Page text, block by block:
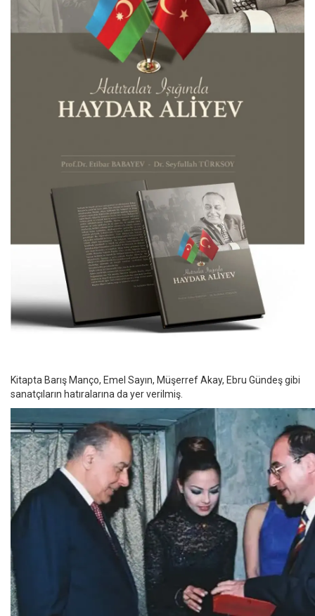
Kitapta Barış Manço, Emel Sayın, Müşerref Akay, Ebru Gündeş gibi
sanatçıların hatıralarına da yer verilmiş.